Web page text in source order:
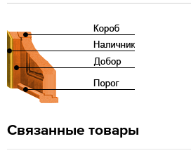
Связанные товары